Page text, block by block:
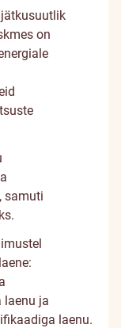
on
samuti
laenu ja
laenu.